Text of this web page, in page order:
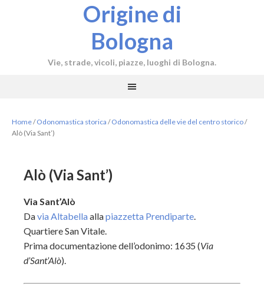
Origine di
Bologna
Vie, strade, vicoli, piazze, luoghi di Bologna.
Home/ Odonomastica storica / Odonomastica delle vie del centro storico/
Alò (Via Sant’)
Alò (Via Sant’)
Via Sant’Alò
Davia Altabellaallapiazzetta Prendiparte.
Quartiere San Vitale.
Prima documentazione dell’odonimo: 1635 (Via
d’Sant’Alò).